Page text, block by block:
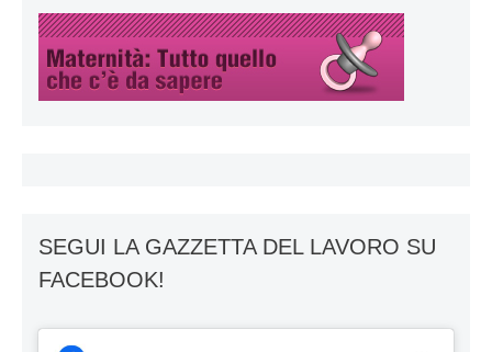
SEGUI LA GAZZETTA DEL LAVORO SU
FACEBOOK!